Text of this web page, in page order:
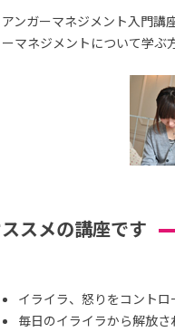
アンガーマネジメント入門講
ーマネジメントについて学ぶ
スメの講座です
イライラ、怒りをコント
毎日のイライラから解放さ